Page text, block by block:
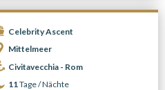
Celebrity Ascent
Mittelmeer
Civitavecchia - Rom
11 Tage /Nächte